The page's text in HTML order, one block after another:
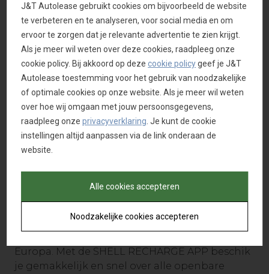
Network Fleet Card
Met deze kaart tank je bij alle tankstations
van Shell, Q8, Esso, TotalEnergies en DATS24
Dit zijn meer dan 2.000 tankstations in België
en meer dan 25.000 in heel Europa.
Vind hier jouw tankstation
Om de dichtstbijzijnde Shell of Partner stations
te vinden, de aangeboden services te
Laden doe je aan meer dan 9.000 laadpunten
Europa. Met de SHELL RECHARGE APP beschik
je gemakkelijk en snel over alle openbare
J&T Autolease gebruikt cookies om bijvoorbeeld de website
te verbeteren en te analyseren, voor social media en om
ervoor te zorgen dat je relevante advertentie te zien krijgt.
Als je meer wil weten over deze cookies, raadpleeg onze
cookie policy. Bij akkoord op dezecookie policygeef je J&T
Autolease toestemming voor het gebruik van noodzakelijke
of optimale cookies op onze website. Als je meer wil weten
over hoe wij omgaan met jouw persoonsgegevens,
raadpleeg onzeprivacyverklaring . Je kunt de cookie
instellingen altijd aanpassen via de link onderaan de
website.
Alle cookies accepteren
Noodzakelijke cookies accepteren